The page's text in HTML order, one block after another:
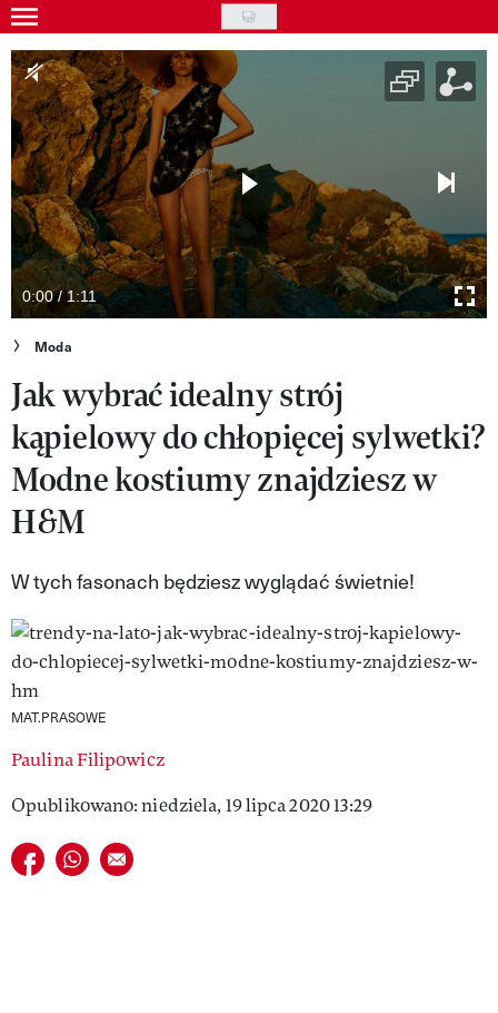
Skip
to
main
content
Gwiazdy
Ludzie
Moda
Uroda
Styl życia
Kultura
Wideo
Nasze akcje
VIVA!ART
VIVA!MODA
VIVA!LIFESTYLE
VIVA!MAN
VIVA!PEOPLE POWER
VIVA!ITAKA
MAGAZYN VIVA!
0:00 / 1:11
Moda
Jak wybrać idealny strój
kąpielowy do chłopięcej sylwetki?
Modne kostiumy znajdziesz w
H&M
W tych fasonach będziesz wyglądać świetnie!
MAT.PRASOWE
Paulina Filipowicz
Opublikowano: niedziela, 19 lipca 2020 13:29
Udostępnij na facebook
Udostępnij na whatsapp
E-mail do przyjaciela